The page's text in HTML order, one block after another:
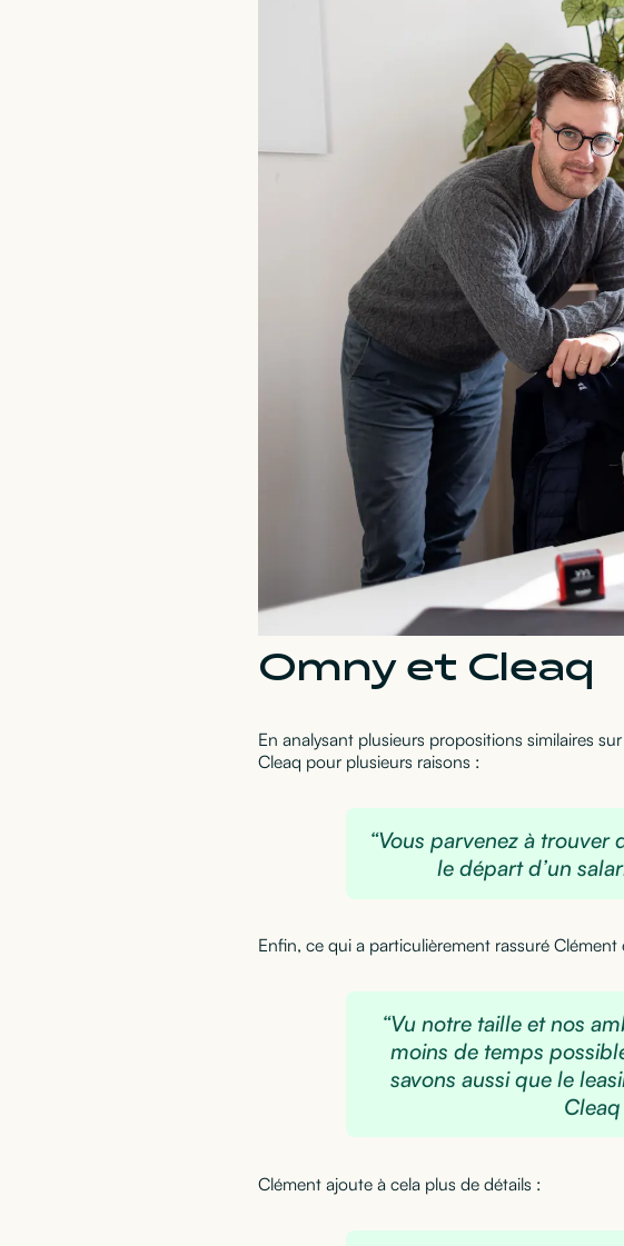
Omny et Cleaq
En analysant plusieurs propositions similaires
Cleaq pour plusieurs raisons :
“Vous parvenez à
le départ d’un
Enfin, ce qui a particulièrement rassuré
“Vu notre taille et nos
moins de temps
savons aussi que le
Clément ajoute à cela plus de détails :